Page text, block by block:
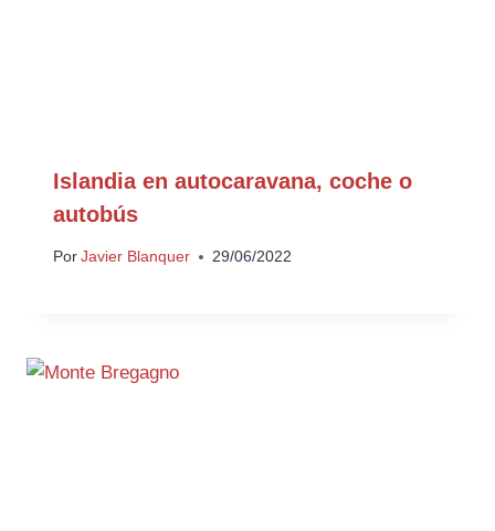
Islandia en autocaravana, coche o
autobús
Por Javier Blanquer 29/06/2022